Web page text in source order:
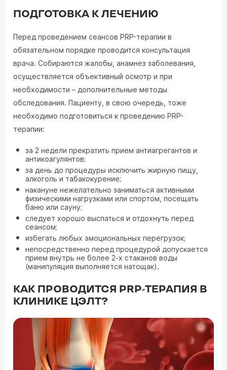
ПОДГОТОВКА К ЛЕЧЕНИЮ
Перед проведением сеансов PRP-терапии в
обязательном порядке проводится консультация
врача. Собираются жалобы, анамнез заболевания,
осуществляется объективный осмотр и при
необходимости – дополнительные методы
обследования. Пациенту, в свою очередь, тоже
необходимо подготовиться к проведению PRP-
терапии:
за 2 недели прекратить прием антиагрегантов и
антикоагулянтов;
за день до процедуры исключить жирную пищу,
алкоголь и табакокурение;
накануне нежелательно заниматься активными
физическими нагрузками или спортом, посещать
баню или сауну;
следует хорошо выспаться и отдохнуть перед
сеансом;
избегать любых эмоциональных перегрузок;
непосредственно перед процедурой допускается
прием внутрь не более 2-х стаканов воды
(манипуляция выполняется натощак).
КАК ПРОВОДИТСЯ PRP-ТЕРАПИЯ В
КЛИНИКЕ ЦЭЛТ?